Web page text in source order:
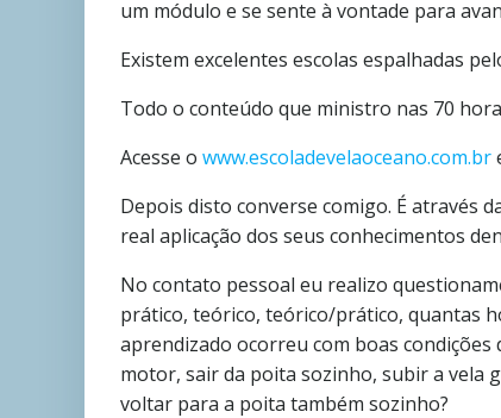
um módulo e se sente à vontade para
Existem excelentes escolas espalhadas
Todo o conteúdo que ministro nas 70
Acesse o www.escoladevelaoceano.com.br
Depois disto converse comigo. É através
real aplicação dos seus conhecimentos
No contato pessoal eu realizo
prático, teórico, teórico/prático, quantas
aprendizado ocorreu com boas
motor, sair da poita sozinho, subir a vela
voltar para a poita também sozinho?